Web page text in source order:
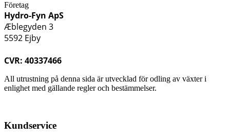
Företag
Hydro-Fyn ApS
Æblegyden 3
5592 Ejby
CVR: 40337466
All utrustning på denna sida är utvecklad för odling av växter i
enlighet med gällande regler och bestämmelser.
Kundservice